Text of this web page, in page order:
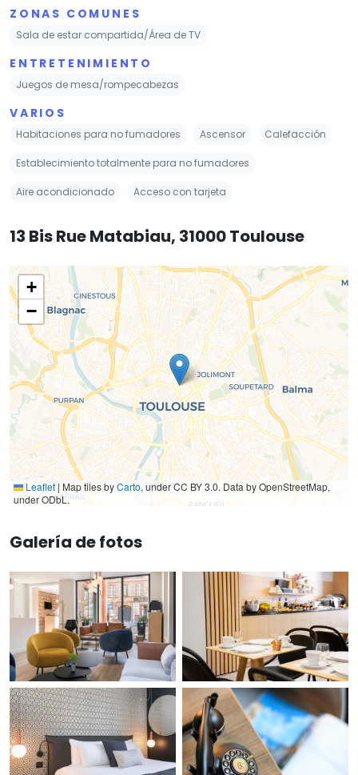
ZONAS COMUNES
Sala de estar compartida/Área de TV
ENTRETENIMIENTO
Juegos de mesa/rompecabezas
VARIOS
Habitaciones para no fumadores Ascensor Calefacción
Establecimiento totalmente para no fumadores
Aire acondicionado Acceso con tarjeta
13 Bis Rue Matabiau, 31000 Toulouse
+
−
Leaflet | Map tiles byCarto, under CC BY 3.0. Data by OpenStreetMap,
under ODbL.
Galería de fotos